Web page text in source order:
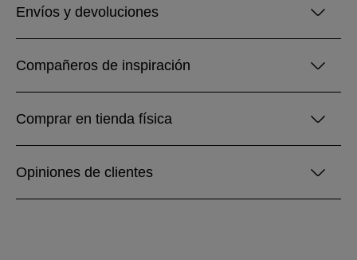
Envíos y devoluciones
Compañeros de inspiración
Comprar en tienda física
Opiniones de clientes